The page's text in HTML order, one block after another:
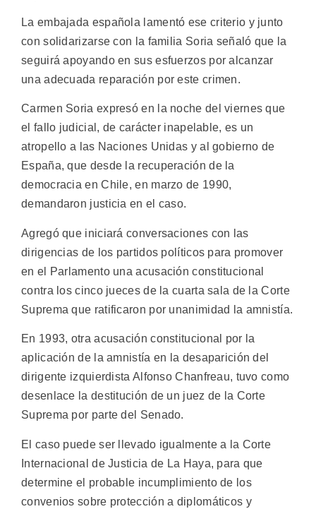
La embajada española lamentó ese criterio y junto
con solidarizarse con la familia Soria señaló que la
seguirá apoyando en sus esfuerzos por alcanzar
una adecuada reparación por este crimen.
Carmen Soria expresó en la noche del viernes que
el fallo judicial, de carácter inapelable, es un
atropello a las Naciones Unidas y al gobierno de
España, que desde la recuperación de la
democracia en Chile, en marzo de 1990,
demandaron justicia en el caso.
Agregó que iniciará conversaciones con las
dirigencias de los partidos políticos para promover
en el Parlamento una acusación constitucional
contra los cinco jueces de la cuarta sala de la Corte
Suprema que ratificaron por unanimidad la amnistía.
En 1993, otra acusación constitucional por la
aplicación de la amnistía en la desaparición del
dirigente izquierdista Alfonso Chanfreau, tuvo como
desenlace la destitución de un juez de la Corte
Suprema por parte del Senado.
El caso puede ser llevado igualmente a la Corte
Internacional de Justicia de La Haya, para que
determine el probable incumplimiento de los
convenios sobre protección a diplomáticos y